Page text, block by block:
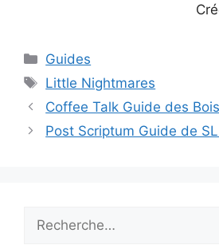
Catégories
Guides
Étiquettes
Little Nightmares
Coffee Talk Guide des
Post Scriptum Guide de
Rechercher :